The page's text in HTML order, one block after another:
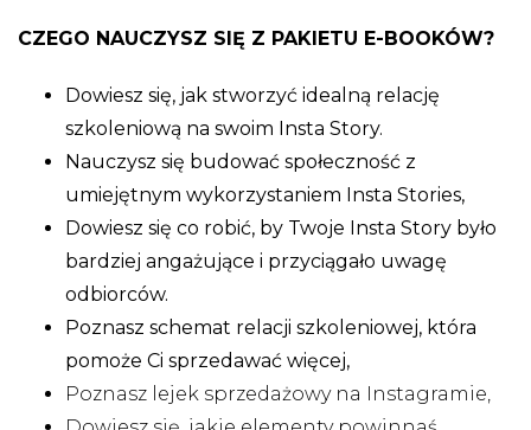
CZEGO NAUCZYSZ SIĘ Z PAKIETU E-BOOKÓW?
Dowiesz się, jak stworzyć idealną relację
szkoleniową na swoim Insta Story.
Nauczysz się budować społeczność z
umiejętnym wykorzystaniem Insta Stories,
Dowiesz się co robić, by Twoje Insta Story było
bardziej angażujące i przyciągało uwagę
odbiorców.
Poznasz schemat relacji szkoleniowej, która
pomoże Ci sprzedawać więcej,
Poznasz lejek sprzedażowy na Instagramie,